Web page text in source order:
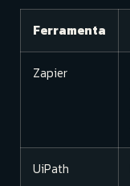
Ferramenta
Zapier
UiPath